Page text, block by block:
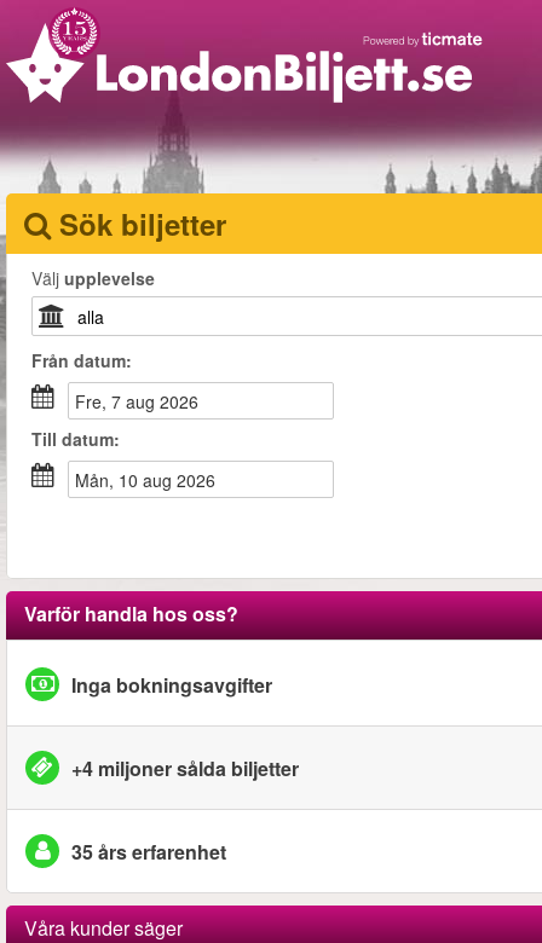
Sök biljetter
Välj upplevelse
Från datum:
fre, 7 aug 2026
Till datum:
mån, 10 aug 2026
Varför handla hos oss?
Inga bokningsavgifter
+4 miljoner sålda biljetter
35 års erfarenhet
Våra kunder säger